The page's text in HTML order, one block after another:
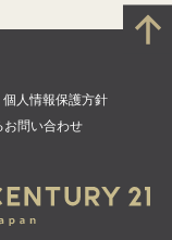
個人情報保護方針
お問い合わせ